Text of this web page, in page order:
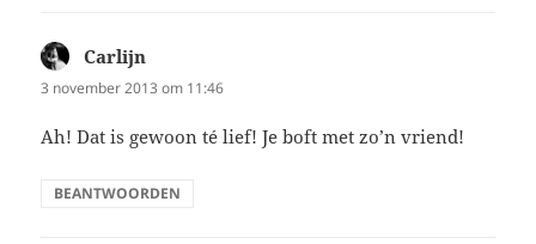
Carlijn
3 november 2013 om 11:46
Ah! Dat is gewoon té lief! Je boft met zo’n vriend!
BEANTWOORDEN